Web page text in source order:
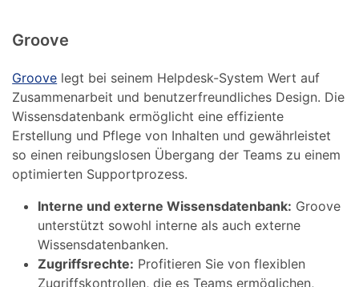
Groove
Groove legt bei seinem Helpdesk-System Wert auf
Zusammenarbeit und benutzerfreundliches Design. Die
Wissensdatenbank ermöglicht eine effiziente
Erstellung und Pflege von Inhalten und gewährleistet
so einen reibungslosen Übergang der Teams zu einem
optimierten Supportprozess.
Interne und externe Wissensdatenbank: Groove
unterstützt sowohl interne als auch externe
Wissensdatenbanken.
Zugriffsrechte: Profitieren Sie von flexiblen
Zugriffskontrollen, die es Teams ermöglichen,